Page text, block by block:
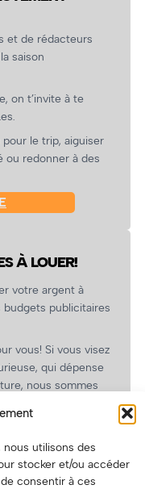
utilisons des
stocker et/ou accéder
consentir à ces
et de rédacteurs
saison
on t’invite à te
pour le trip, aiguiser
ou redonner à des
À LOUER!
votre argent à
publicitaires
vous! Si vous visez
qui dépense
nous sommes
vous, les